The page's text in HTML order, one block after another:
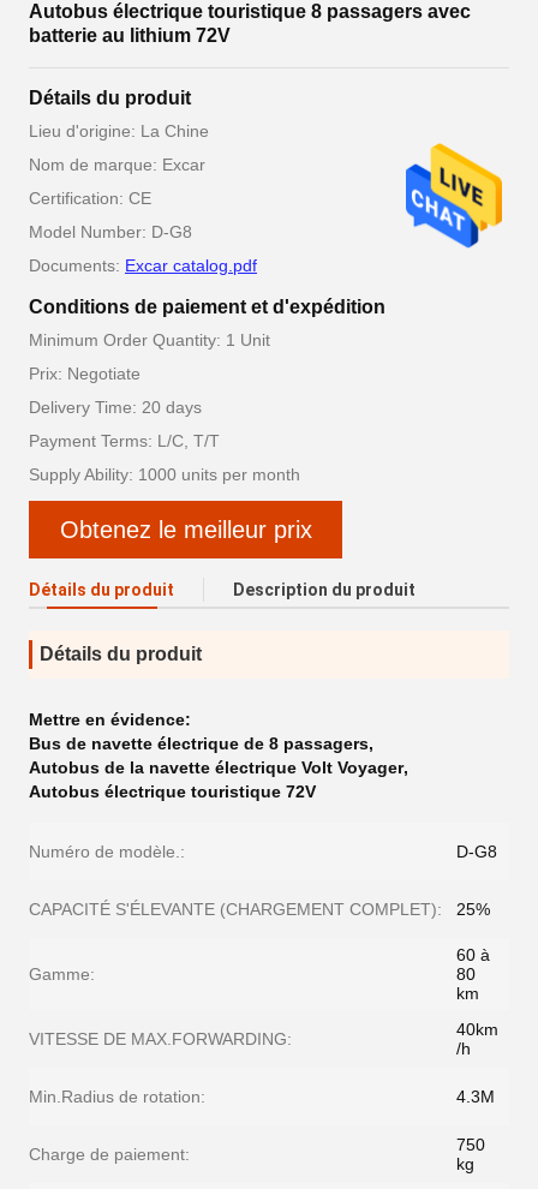
Autobus électrique touristique 8 passagers avec
batterie au lithium 72V
Détails du produit
Lieu d'origine: La Chine
Nom de marque: Excar
Certification: CE
Model Number: D-G8
Documents: Excar catalog.pdf
Conditions de paiement et d'expédition
Minimum Order Quantity: 1 Unit
Prix: Negotiate
Delivery Time: 20 days
Payment Terms: L/C, T/T
Supply Ability: 1000 units per month
Obtenez le meilleur prix
Détails du produit Description du produit
Détails du produit
Mettre en évidence:
Bus de navette électrique de 8 passagers,
Autobus de la navette électrique Volt Voyager,
Autobus électrique touristique 72V
Numéro de modèle.: D-G8
CAPACITÉ S'ÉLEVANTE (CHARGEMENT COMPLET): 25%
Gamme:
60 à
80
km
VITESSE DE MAX.FORWARDING:
40km
/h
Min.Radius de rotation: 4.3M
Charge de paiement:
750
kg